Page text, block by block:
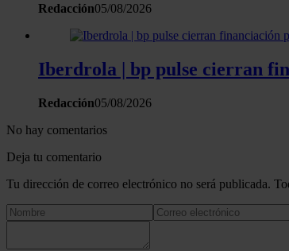
Redacción05/08/2026
Iberdrola | bp pulse cierran
Redacción05/08/2026
No hay comentarios
Deja tu comentario
Tu dirección de correo electrónico no será publicada.